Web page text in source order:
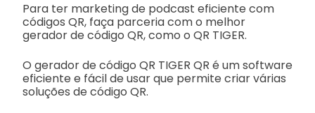
Para ter marketing de podcast eficiente com
códigos QR, faça parceria com o melhor
gerador de código QR, como o QR TIGER.
O gerador de código QR TIGER QR é um software
eficiente e fácil de usar que permite criar várias
soluções de código QR.